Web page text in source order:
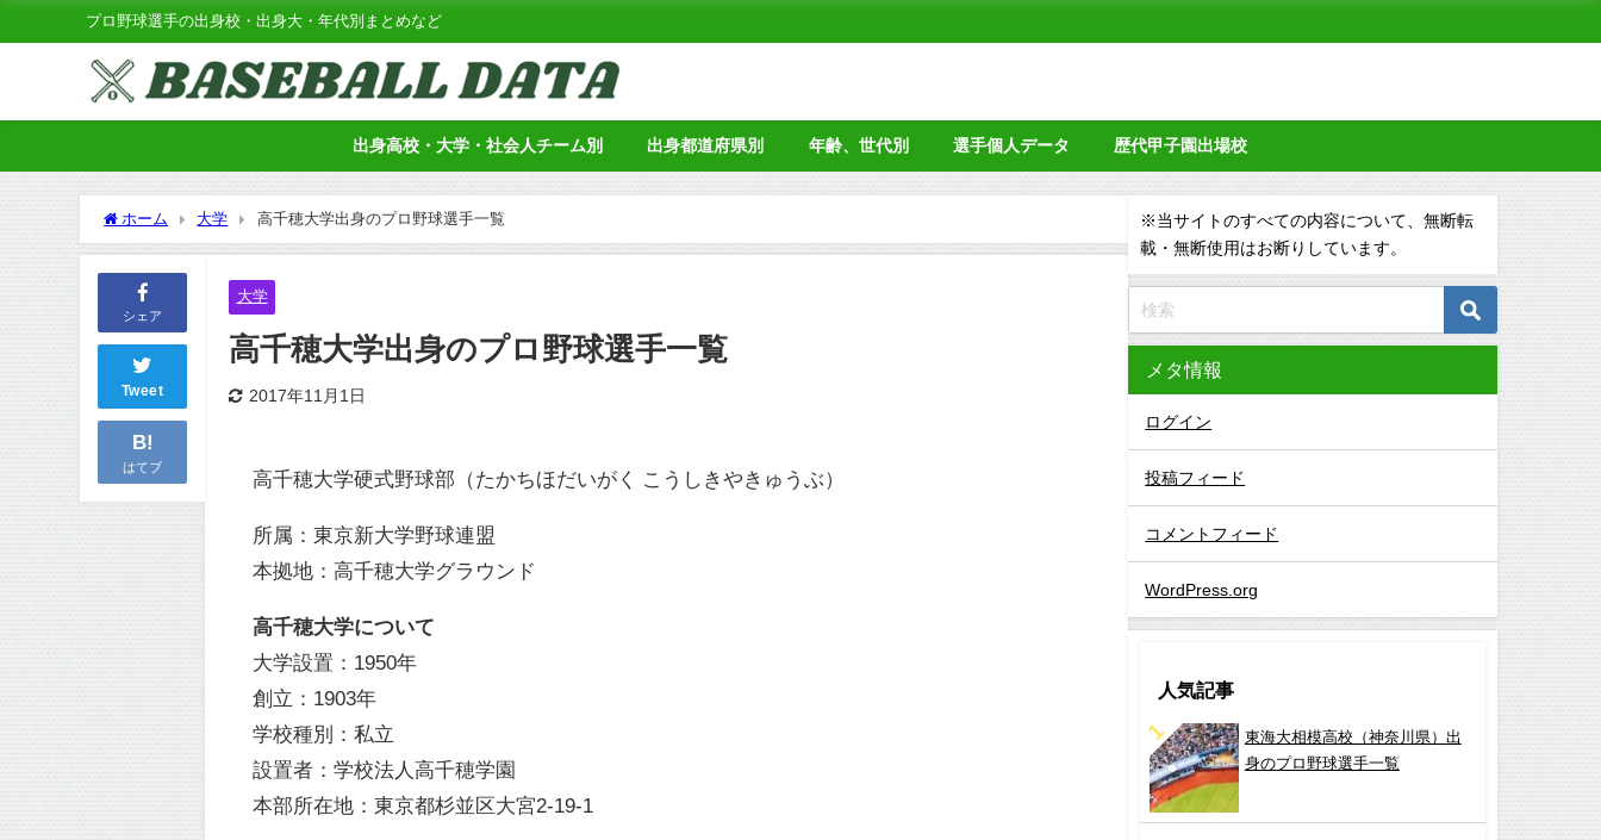
プロ野球選手の出身校・出身大・年代別まとめなど
出身高校・大学・社会人チーム別 出身都道府県別 年齢、世代別 選手個人データ 歴代甲子園出場校
ホーム 大学 高千穂大学出身のプロ野球選手一覧
シェア
Tweet
B!
はてブ
大学
高千穂大学出身のプロ野球選手一覧
2017年11月1日
高千穂大学硬式野球部（たかちほだいがく こうしきやきゅうぶ）
所属：東京新大学野球連盟
本拠地：高千穂大学グラウンド
高千穂大学について
大学設置：1950年
創立：1903年
学校種別：私立
設置者：学校法人高千穂学園
本部所在地：東京都杉並区大宮2-19-1
※当サイトのすべての内容について、無断転
載・無断使用はお断りしています。
メタ情報
ログイン
投稿フィード
コメントフィード
WordPress.org
人気記事
東海大相模高校（神奈川県）出
身のプロ野球選手一覧